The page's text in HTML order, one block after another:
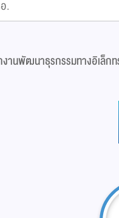
านพัฒนาธุรกรรมทางอิเล็ก